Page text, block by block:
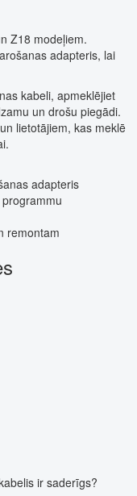
Z18 modeļiem.
adapteris, lai
kabeli, apmeklējiet
un drošu piegādi.
lietotājiem, kas meklē
adapteris
remontam
ir saderīgs?